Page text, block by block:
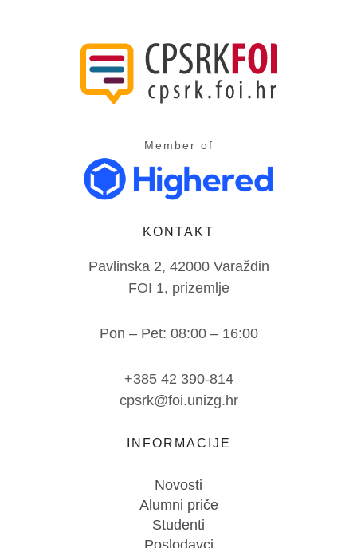
Member of
KONTAKT
Pavlinska 2, 42000 Varaždin
FOI 1, prizemlje
Pon – Pet: 08:00 – 16:00
+385 42 390-814
cpsrk@foi.unizg.hr
INFORMACIJE
Novosti
Alumni priče
Studenti